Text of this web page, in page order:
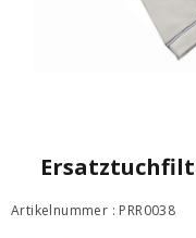
Artikelnummer : PRR0038